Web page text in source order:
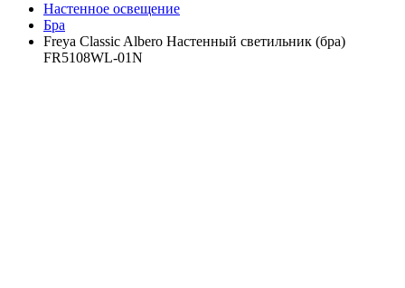
Настенное освещение
Бра
Freya Classic Albero Настенный светильник (бра)
FR5108WL-01N